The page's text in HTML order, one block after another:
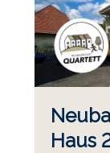
Haus